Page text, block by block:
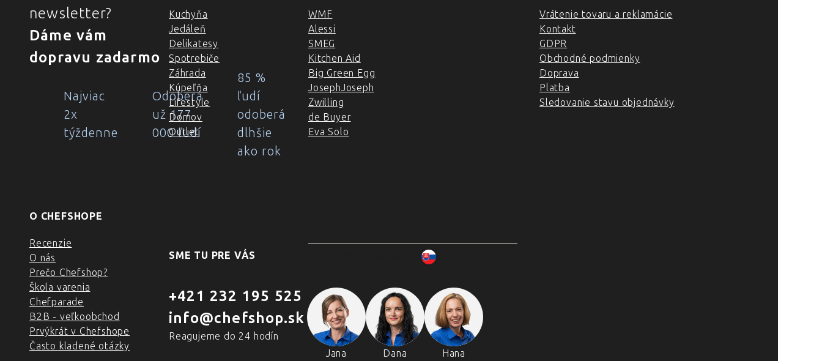
newsletter?
Dáme vám
dopravu zadarmo
Najviac
2x
týždenne
Odoberá
už 177
000 ľudí
85 %
ľudí
odoberá
dlhšie
ako rok
Kuchyňa
Jedáleň
Delikatesy
Spotrebiče
Záhrada
Kúpeľňa
Lifestyle
Domov
Outlet
WMF
Alessi
SMEG
Kitchen Aid
Big Green Egg
JosephJoseph
Zwilling
de Buyer
Eva Solo
Vrátenie tovaru a reklamácie
Kontakt
GDPR
Obchodné podmienky
Doprava
Platba
Sledovanie stavu objednávky
O CHEFSHOPE
Recenzie
O nás
Prečo Chefshop?
Škola varenia
Chefparade
B2B - veľkoobchod
Prvýkrát v Chefshope
Často kladené otázky
SME TU PRE VÁS
Jana Dana Hana
+421 232 195 525
info@chefshop.sk
Reagujeme do 24 hodín
www.chefshop.sk